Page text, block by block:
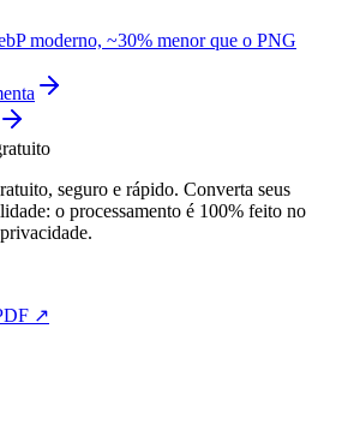
moderno, ~30% menor que o PNG
seguro e rápido. Converta seus
o processamento é 100% feito no
↗